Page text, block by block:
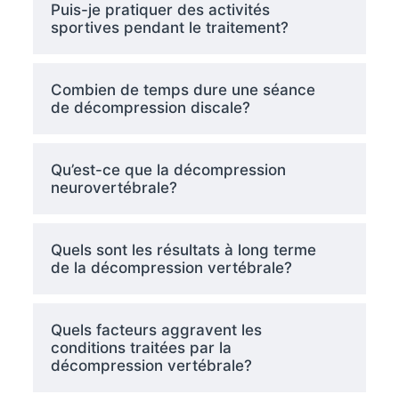
Puis-je pratiquer des activités
sportives pendant le traitement?
Combien de temps dure une séance
de décompression discale?
Qu’est-ce que la décompression
neurovertébrale?
Quels sont les résultats à long terme
de la décompression vertébrale?
Quels facteurs aggravent les
conditions traitées par la
décompression vertébrale?